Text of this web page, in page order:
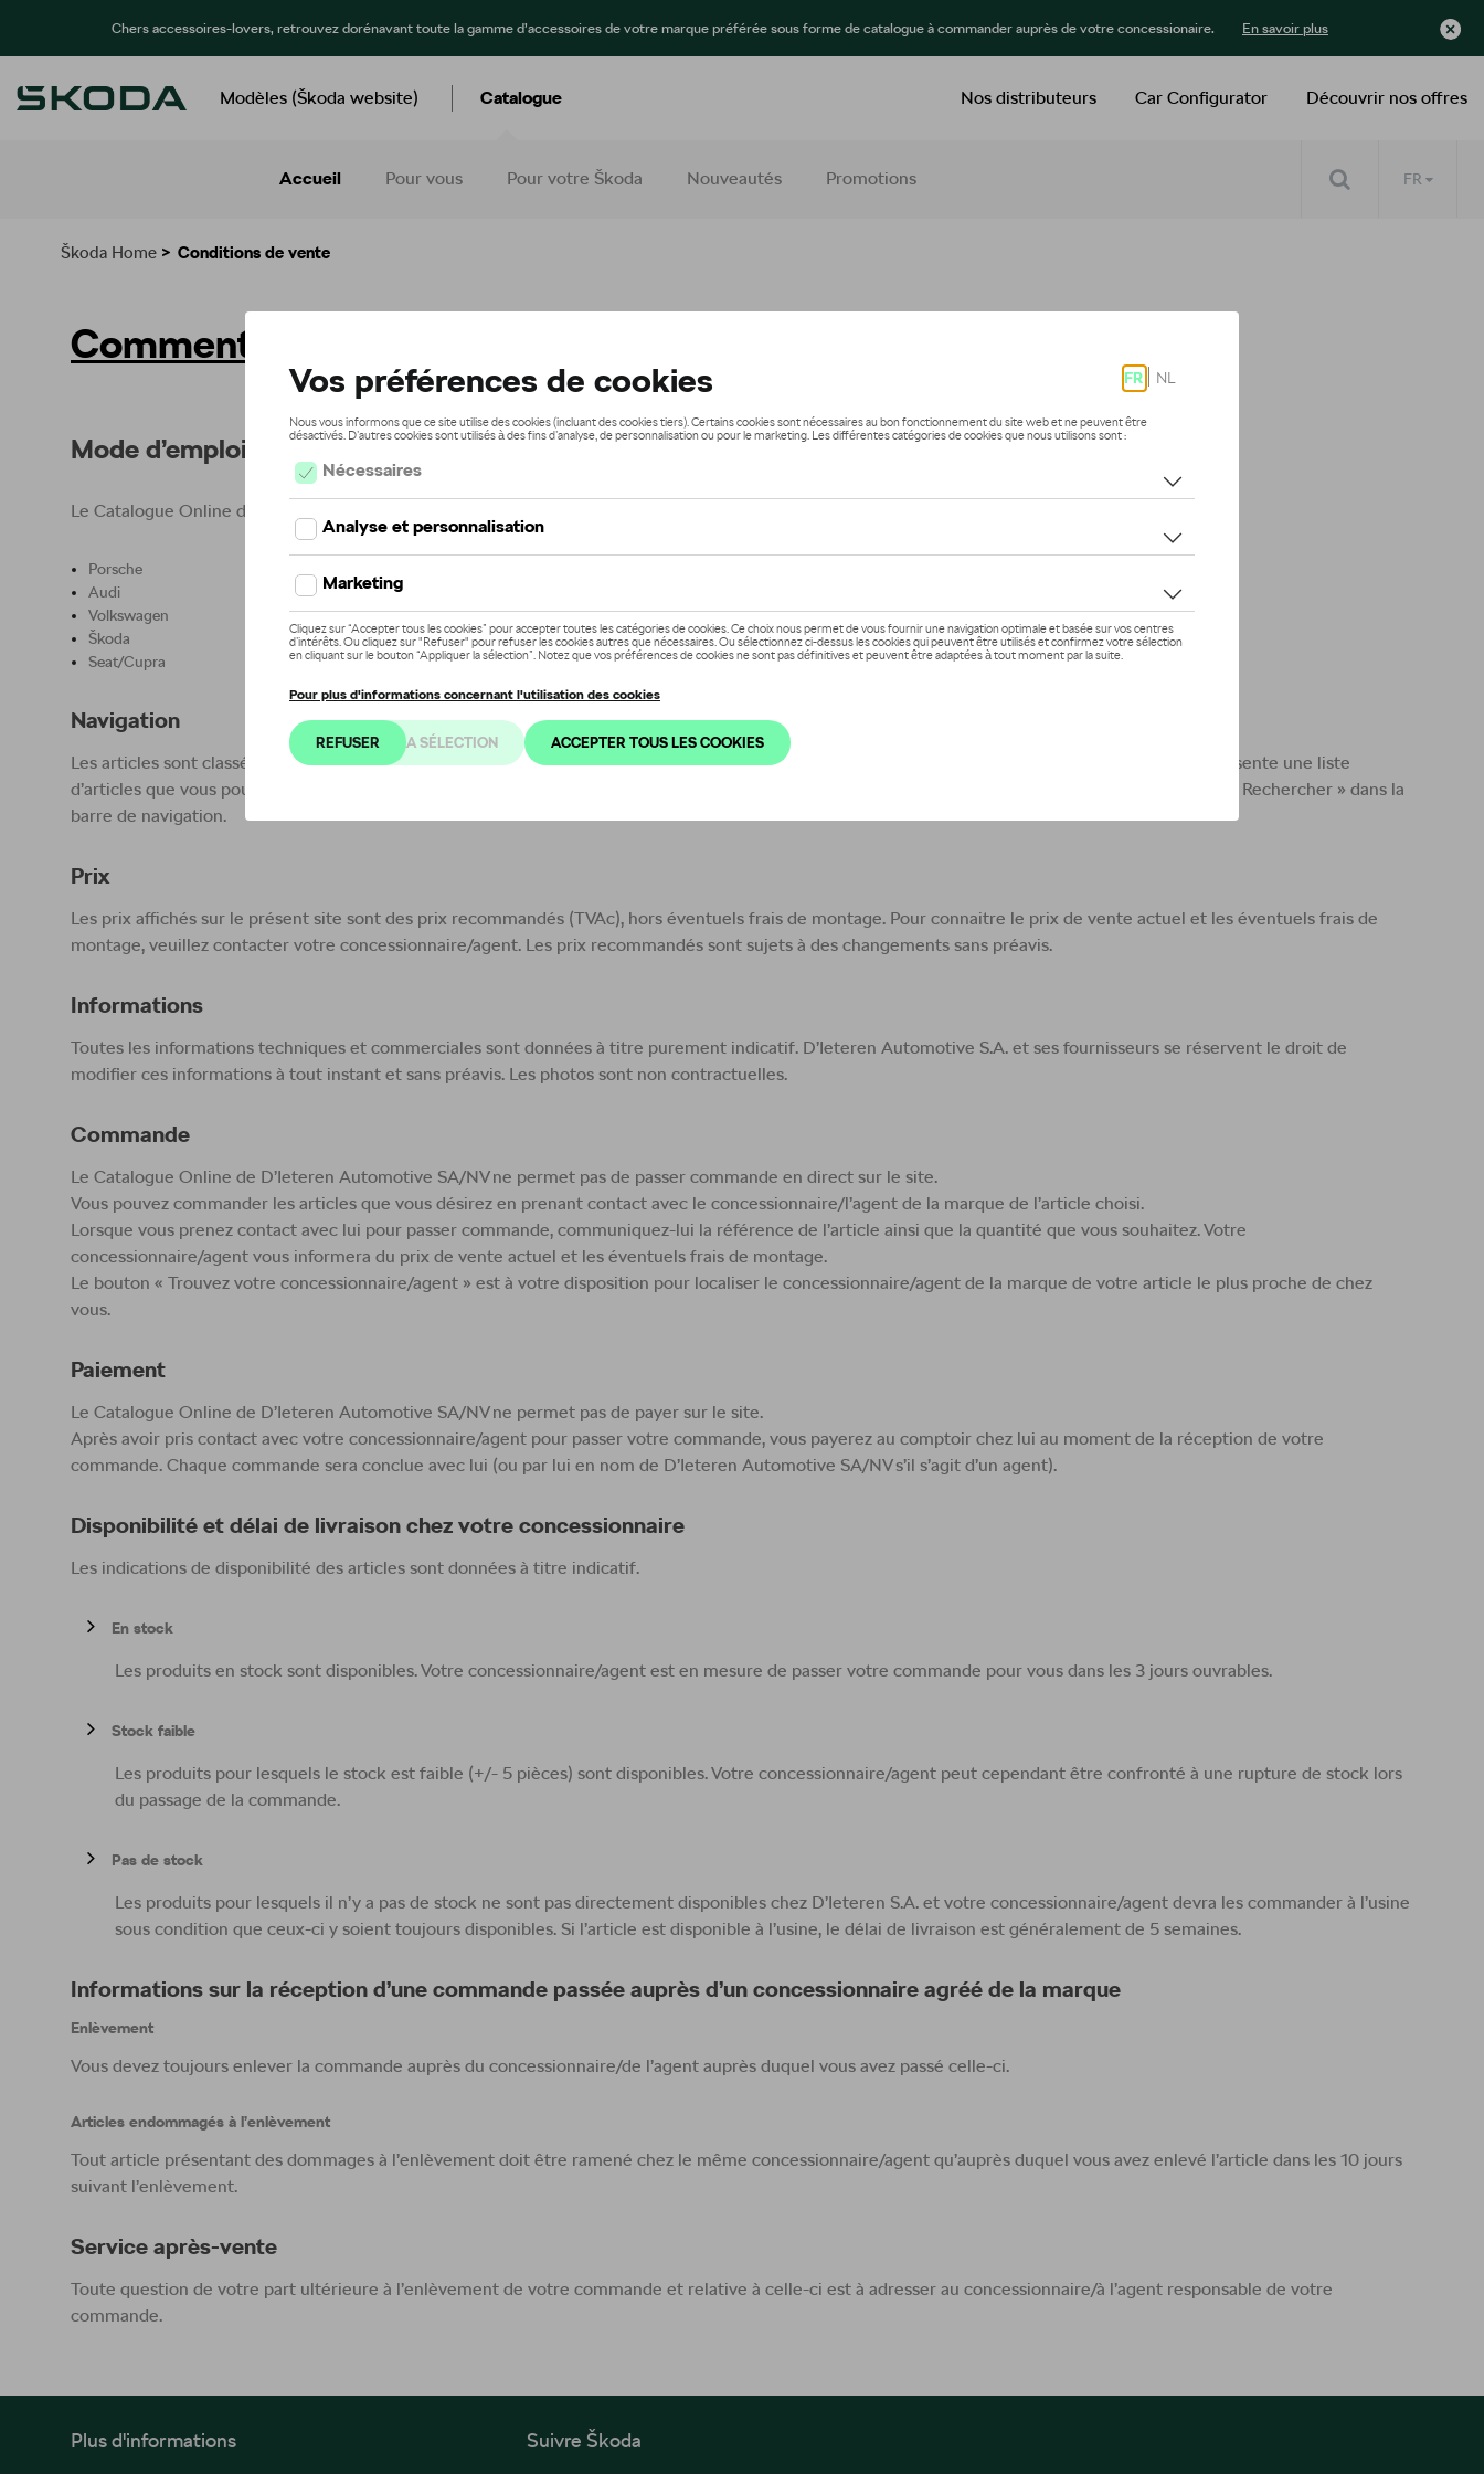
Chers accessoires-lovers, retrouvez dorénavant toute la gamme d’accessoires de votre marque préférée sous forme de catalogue à commander auprès de votre concessionaire. En savoir plus
Modèles (Škoda website) Catalogue
Accueil Pour vous Pour votre Škoda Nouveautés Promotions
Découvrir nos offres
Car Configurator
Nos distributeurs
FR
Škoda Home > Conditions de vente
Comment utiliser le Catalogue Online ?
Mode d’emploi du site
Le Catalogue Online de D’Ieteren Automotive SA/NV vous permet de consulter des articles spécifiques pour nos marques ou d’autres articles.
Porsche
Audi
Volkswagen
Škoda
Seat/Cupra
Navigation
Les articles sont classés par catégorie. Vous pouvez accéder aux différentes catégories en cliquant dans la barre de navigation. Chaque catégorie présente une liste
d’articles que vous pouvez consulter et commander. Il vous est à tout moment possible d’effectuer une recherche selon vos critères en cliquant sur « Rechercher » dans la
barre de navigation.
Prix
Les prix affichés sur le présent site sont des prix recommandés (TVAc), hors éventuels frais de montage. Pour connaitre le prix de vente actuel et les éventuels frais de
montage, veuillez contacter votre concessionnaire/agent. Les prix recommandés sont sujets à des changements sans préavis.
Informations
Toutes les informations techniques et commerciales sont données à titre purement indicatif. D’Ieteren Automotive S.A. et ses fournisseurs se réservent le droit de
modifier ces informations à tout instant et sans préavis. Les photos sont non contractuelles.
Commande
Le Catalogue Online de D’Ieteren Automotive SA/NV ne permet pas de passer commande en direct sur le site.
Vous pouvez commander les articles que vous désirez en prenant contact avec le concessionnaire/l’agent de la marque de l’article choisi.
Lorsque vous prenez contact avec lui pour passer commande, communiquez-lui la référence de l’article ainsi que la quantité que vous souhaitez. Votre
concessionnaire/agent vous informera du prix de vente actuel et les éventuels frais de montage.
Le bouton « Trouvez votre concessionnaire/agent » est à votre disposition pour localiser le concessionnaire/agent de la marque de votre article le plus proche de chez
vous.
Paiement
Le Catalogue Online de D’Ieteren Automotive SA/NV ne permet pas de payer sur le site.
Après avoir pris contact avec votre concessionnaire/agent pour passer votre commande, vous payerez au comptoir chez lui au moment de la réception de votre
commande. Chaque commande sera conclue avec lui (ou par lui en nom de D’Ieteren Automotive SA/NV s’il s’agit d’un agent).
Disponibilité et délai de livraison chez votre concessionnaire
Les indications de disponibilité des articles sont données à titre indicatif.
En stock
Les produits en stock sont disponibles. Votre concessionnaire/agent est en mesure de passer votre commande pour vous dans les 3 jours ouvrables.
Stock faible
Les produits pour lesquels le stock est faible (+/- 5 pièces) sont disponibles. Votre concessionnaire/agent peut cependant être confronté à une rupture de stock lors
du passage de la commande.
Pas de stock
Les produits pour lesquels il n’y a pas de stock ne sont pas directement disponibles chez D’Ieteren S.A. et votre concessionnaire/agent devra les commander à l’usine
sous condition que ceux-ci y soient toujours disponibles. Si l’article est disponible à l’usine, le délai de livraison est généralement de 5 semaines.
Informations sur la réception d’une commande passée auprès d’un concessionnaire agréé de la marque
Enlèvement
Vous devez toujours enlever la commande auprès du concessionnaire/de l’agent auprès duquel vous avez passé celle-ci.
Articles endommagés à l’enlèvement
Tout article présentant des dommages à l’enlèvement doit être ramené chez le même concessionnaire/agent qu’auprès duquel vous avez enlevé l’article dans les 10 jours
suivant l’enlèvement.
Service après-vente
Toute question de votre part ultérieure à l’enlèvement de votre commande et relative à celle-ci est à adresser au concessionnaire/à l’agent responsable de votre
commande.
Plus d'informations Suivre Škoda